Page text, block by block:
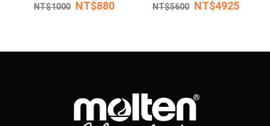
NT$1000 NT$880 NT$5600 NT$4925